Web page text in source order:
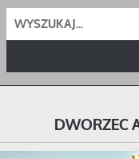
DWORZEC